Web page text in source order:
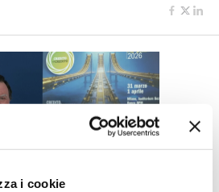
i cookie